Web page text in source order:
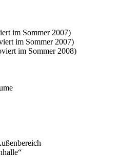
im Sommer 2007)
im Sommer 2007)
im Sommer 2008)